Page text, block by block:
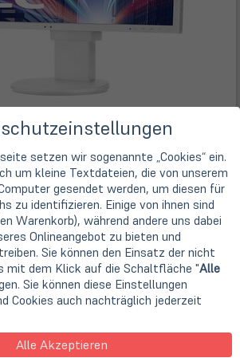
einzelne Geräte mit kleinen optischen
Mängeln zu uns. Unter dem
bieten wir diese Ware zu einem
Preis an. Dieses Storedeal-Angebot
auf:
setzen wir sogenannte „Cookies“ ein.
um kleine Textdateien, die von unserem
gesendet werden, um diesen für
zu identifizieren. Einige von ihnen sind
Warenkorb), während andere uns dabei
Onlineangebot zu bieten und
Sie können den Einsatz der nicht
mit dem Klick auf die Schaltfläche "Alle
Sie können diese Einstellungen
Cookies auch nachträglich jederzeit
Alle Akzeptieren